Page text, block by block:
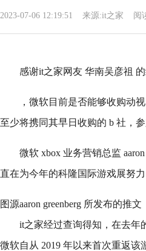
2023-07-06 12:19:51 来源:it之家 阅
感谢it之家网友 华南吴彦祖 的
，微软目前是否能够收购动
至少将携同其早日收购的 b 社，
微软 xbox 业务营销总监
直在为今年的科隆国际游戏展努
图源aaron greenberg 所发布的推文
it之家经过查询得知，在去年
微软自从 2019 年以来首次重返该